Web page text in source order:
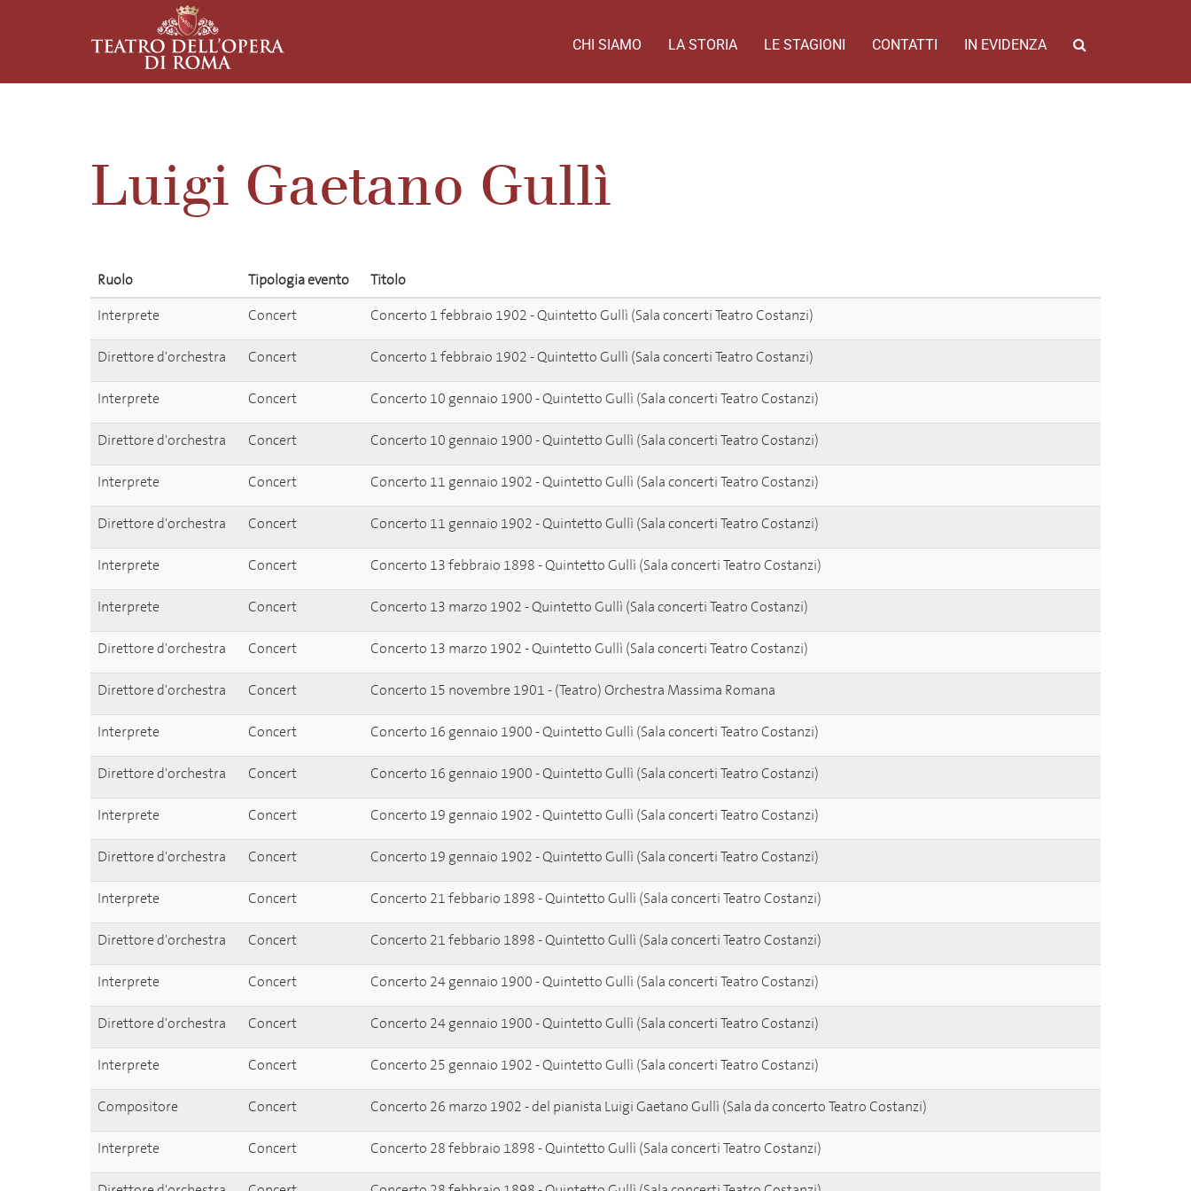
CHI SIAMO LA STORIA LE STAGIONI CONTATTI IN EVIDENZA
Luigi Gaetano Gullì
Ruolo Tipologia evento
Titolo
Interprete
Concert Concerto 1 febbraio 1902 - Quintetto Gullì (Sala concerti Teatro Costanzi)
Direttore d'orchestra Concert Concerto 1 febbraio 1902 - Quintetto Gullì (Sala concerti Teatro Costanzi)
Interprete Concert Concerto 10 gennaio 1900 - Quintetto Gullì (Sala concerti Teatro Costanzi)
Direttore d'orchestra Concert Concerto 10 gennaio 1900 - Quintetto Gullì (Sala concerti Teatro Costanzi)
Interprete Concert Concerto 11 gennaio 1902 - Quintetto Gullì (Sala concerti Teatro Costanzi)
Direttore d'orchestra Concert Concerto 11 gennaio 1902 - Quintetto Gullì (Sala concerti Teatro Costanzi)
Interprete Concert Concerto 13 febbraio 1898 - Quintetto Gullì (Sala concerti Teatro Costanzi)
Interprete Concert Concerto 13 marzo 1902 - Quintetto Gullì (Sala concerti Teatro Costanzi)
Direttore d'orchestra Concert Concerto 13 marzo 1902 - Quintetto Gullì (Sala concerti Teatro Costanzi)
Direttore d'orchestra Concert Concerto 15 novembre 1901 - (Teatro) Orchestra Massima Romana
Interprete Concert Concerto 16 gennaio 1900 - Quintetto Gullì (Sala concerti Teatro Costanzi)
Direttore d'orchestra Concert Concerto 16 gennaio 1900 - Quintetto Gullì (Sala concerti Teatro Costanzi)
Interprete Concert Concerto 19 gennaio 1902 - Quintetto Gullì (Sala concerti Teatro Costanzi)
Direttore d'orchestra Concert Concerto 19 gennaio 1902 - Quintetto Gullì (Sala concerti Teatro Costanzi)
Interprete Concert Concerto 21 febbario 1898 - Quintetto Gullì (Sala concerti Teatro Costanzi)
Direttore d'orchestra Concert Concerto 21 febbario 1898 - Quintetto Gullì (Sala concerti Teatro Costanzi)
Interprete Concert Concerto 24 gennaio 1900 - Quintetto Gullì (Sala concerti Teatro Costanzi)
Direttore d'orchestra Concert Concerto 24 gennaio 1900 - Quintetto Gullì (Sala concerti Teatro Costanzi)
Interprete Concert Concerto 25 gennaio 1902 - Quintetto Gullì (Sala concerti Teatro Costanzi)
Compositore Concert Concerto 26 marzo 1902 - del pianista Luigi Gaetano Gullì (Sala da concerto Teatro Costanzi)
Interprete Concert Concerto 28 febbraio 1898 - Quintetto Gullì (Sala concerti Teatro Costanzi)